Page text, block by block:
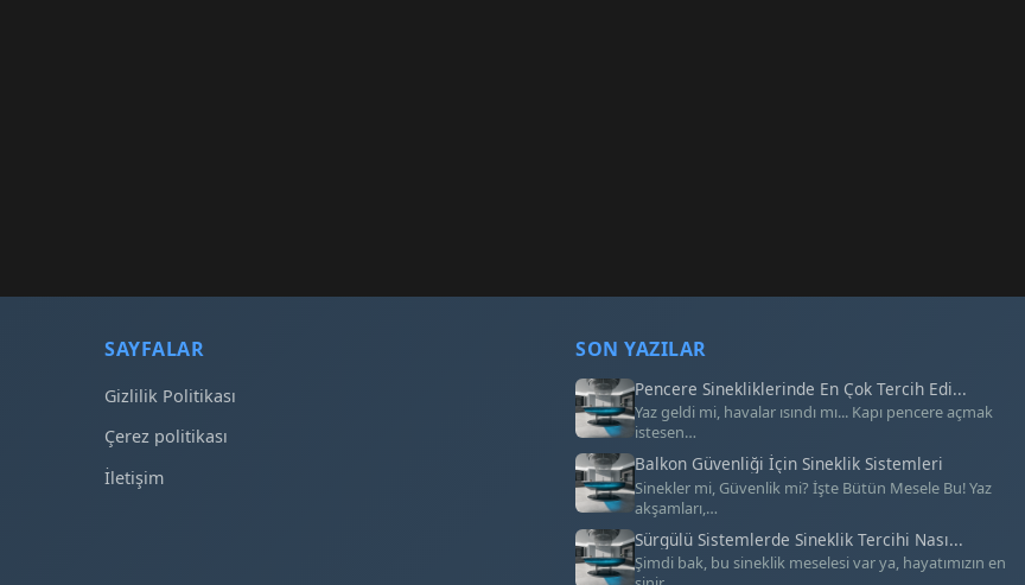
SAYFALAR
Gizlilik Politikası
Çerez politikası
İletişim
SON YAZILAR
Pencere Sinekliklerinde En Çok Tercih Edi...
Yaz geldi mi, havalar ısındı mı... Kapı pencere açmak
istesen…
Balkon Güvenliği İçin Sineklik Sistemleri
Sinekler mi, Güvenlik mi? İşte Bütün Mesele Bu! Yaz
akşamları,…
Sürgülü Sistemlerde Sineklik Tercihi Nası...
Şimdi bak, bu sineklik meselesi var ya, hayatımızın en